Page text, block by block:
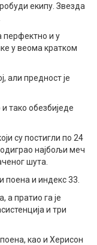
екипу. Звезда
перфектно и у
у веома кратком
али предност је
и тако обезбиједе
су постигли по 24
најбољи меч
шута.
поена и индекс 33.
а пратио га је
и три
као и Херисон